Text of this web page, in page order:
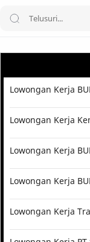
Lowongan Kerja
Lowongan Kerja
Lowongan Kerja
Lowongan Kerja
Lowongan Kerja